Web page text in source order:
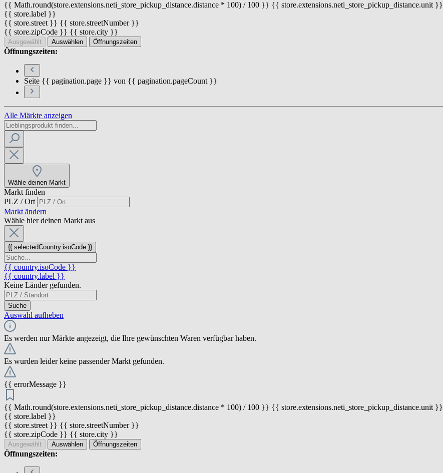
{{ Math.round(store.extensions.neti_store_pickup_distance.distance * 100) / 100 }} {{ store.extensions.neti_store_pickup_distance.unit }}
{{ store.label }}
{{ store.street }} {{ store.streetNumber }}
{{ store.zipCode }} {{ store.city }}
Ausgewählt Auswählen Öffnungszeiten
Öffnungszeiten:
Seite {{ pagination.page }} von {{ pagination.pageCount }}
Alle Märkte anzeigen
Wähle deinen Markt
Markt finden
PLZ / Ort
Markt ändern
Wähle hier deinen Markt aus
{{ selectedCountry.isoCode }}
{{ country.isoCode }}
{{ country.label }}
Keine Länder gefunden.
Suche
Auswahl aufheben
Es werden nur Märkte angezeigt, die Ihre gewünschten Waren verfügbar haben.
Es wurden leider keine passender Markt gefunden.
{{ errorMessage }}
{{ Math.round(store.extensions.neti_store_pickup_distance.distance * 100) / 100 }} {{ store.extensions.neti_store_pickup_distance.unit }}
{{ store.label }}
{{ store.street }} {{ store.streetNumber }}
{{ store.zipCode }} {{ store.city }}
Ausgewählt Auswählen Öffnungszeiten
Öffnungszeiten: